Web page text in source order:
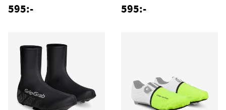
595:- 595:-